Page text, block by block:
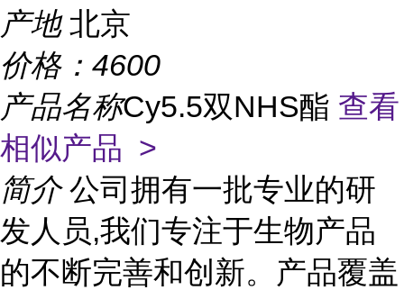
产地 北京
价格： 4600
产品名称Cy5.5双NHS酯 查看
相似产品 >
简介 公司拥有一批专业的研
发人员,我们专注于生物产品
的不断完善和创新。产品覆盖